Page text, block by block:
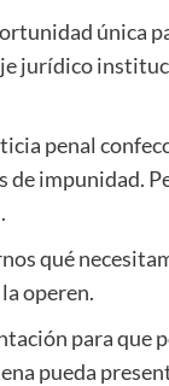
única
jurídico
penal
de impunidad.
qué
operen.
para
pueda